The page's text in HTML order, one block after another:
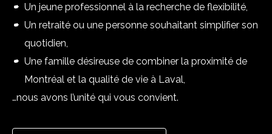
Un jeune professionnel à la recherche de flexibilité,
Un retraité ou une personne souhaitant simplifier son
quotidien,
Une famille désireuse de combiner la proximité de
Montréal et la qualité de vie à Laval,
…nous avons l’unité qui vous convient.